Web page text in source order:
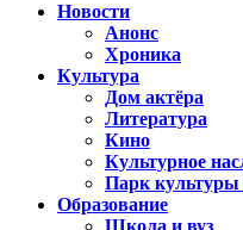
Новости
Анонс
Хроника
Культура
Дом актёра
Литература
Кино
Культурное
Парк культуры
Образование